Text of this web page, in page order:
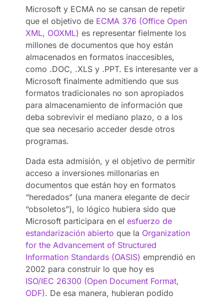
Microsoft y ECMA no se cansan de repetir
que el objetivo de ECMA 376 (Office Open
XML, OOXML) es representar fielmente los
millones de documentos que hoy están
almacenados en formatos inaccesibles,
como .DOC, .XLS y .PPT. Es interesante ver a
Microsoft finalmente admitiendo que sus
formatos tradicionales no son apropiados
para almacenamiento de información que
deba sobrevivir el mediano plazo, o a los
que sea necesario acceder desde otros
programas.
Dada esta admisión, y el objetivo de permitir
acceso a inversiones millonarias en
documentos que están hoy en formatos
“heredados” (una manera elegante de decir
“obsoletos”), lo lógico hubiera sido que
Microsoft participara en elesfuerzo de
estandarización abierto que la Organization
for the Advancement of Structured
Information Standards (OASIS) emprendió en
2002 para construir lo que hoy es
ISO/IEC 26300 (Open Document Format,
ODF). De esa manera, hubieran podido